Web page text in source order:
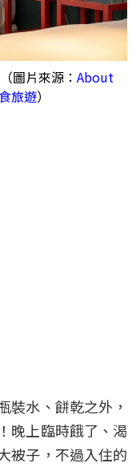
圖片來源： About
旅遊）
裝水、餅乾之外，
晚上臨時餓了、渴
被子，不過入住的